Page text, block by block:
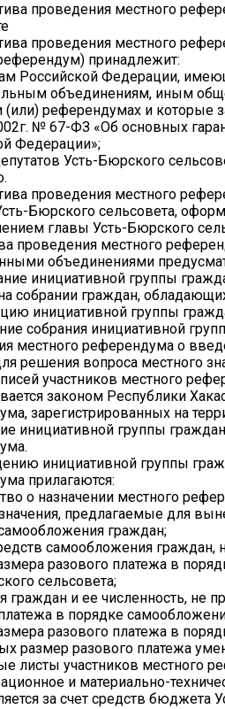
проведения местного
проведения местного
принадлежит:
Российской Федерации,
объединениям, иным
(или) референдумах и которые
№ 67-ФЗ «Об основных
Федерации»;
Усть-Бюрского
проведения местного
Бюрского сельсовета,
главы Усть-Бюрского
проведения местного
объединениями
инициативной группы
собрании граждан,
инициативной группы
собрания инициативной
местного референдума о
решения вопроса местного
участников местного
законом Республики
зарегистрированных на
инициативной группы
инициативной группы
прилагаются:
о назначении местного
предлагаемые для
граждан;
самообложения
разового платежа в
сельсовета;
граждан и ее численность,
в порядке
разового платежа в
размер разового платежа
листы участников местного
и материально-
за счет средств бюджета